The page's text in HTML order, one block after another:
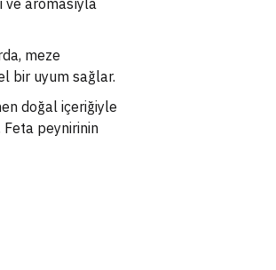
aromasıyla
meze
bir uyum sağlar.
doğal içeriğiyle
Feta peynirinin